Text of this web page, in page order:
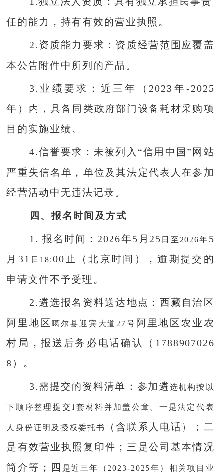
任的能力，持有有效的营业执照。
2.资质能力要求：资质经营范围 应覆盖
本公告附件中所列的产品 。
3.业绩要求：近三年（2023年-2025
年）内，具备同类政府部门 设备耗材采购项
目的实施业绩。
4.信誉要求：未被列入“信用中国”网站
严重失信名单，单位及其法定代表人在参加
经营活动中无违法记录。
四、报名时间及方式
1. 报名时间：2026年5 月 25 日至 2026年 5
月 31 日 18:00止（北京时间），逾期提交的
申请文件不予受理。
2.遴选报名资料送达地点：西藏自治区
阿里地区 噶尔县迎宾大道 27号 阿里地区农业农
村 局 ，报送后务必电话确认 （ 1788907026
8 ） 。
3.需提交的资料清单：参加遴选机构按以
下顺序整理提交 1套材料并加盖公章。一是法定代表
人身份证明及授权委托书 （含联系人电话 ）； 二
是有效营业执照复印件 ； 三是公司基本情况
简介等 ； 四 是近三年（ 2023-2025年）相关项目业